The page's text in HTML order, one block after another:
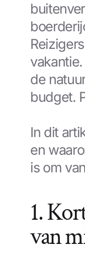
de
budget.
In dit
en
is om
1.
van